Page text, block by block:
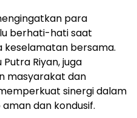
para
berhati-hati saat
keselamatan bersama.
Riyan, juga
masyarakat dan
sinergi dalam
dan kondusif.